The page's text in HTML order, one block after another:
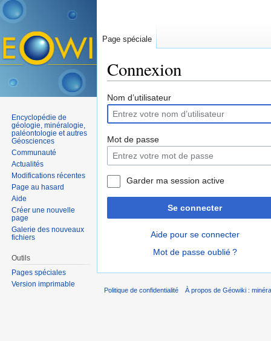
Connexion
Nom d’utilisateur
Mot de passe
Garder ma session active
Se connecter
Aide pour se connecter
Mot de passe oublié ?
Page spéciale
Encyclopédie de
géologie, minéralogie,
paléontologie et autres
Géosciences
Communauté
Actualités
Modifications récentes
Page au hasard
Aide
Créer une nouvelle
page
Galerie des nouveaux
fichiers
Outils
Pages spéciales
Version imprimable
Politique de confidentialité À propos de Géowiki :